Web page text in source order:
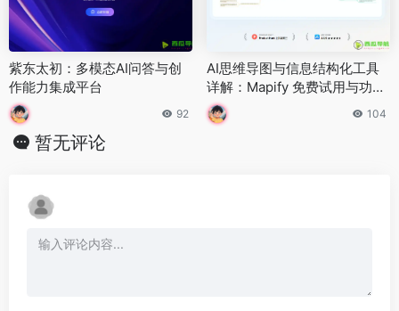
紫东太初：多模态AI问答与创
作能力集成平台
92
AI思维导图与信息结构化工具
详解：Mapify 免费试用与功能
全览
104
暂无评论